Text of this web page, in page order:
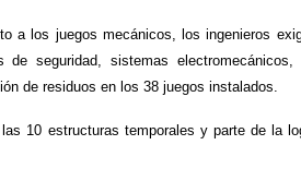
a los juegos mecánicos, los ingenieros
de seguridad, sistemas
de residuos en los 38 juegos instalados.
10 estructuras temporales y parte de la